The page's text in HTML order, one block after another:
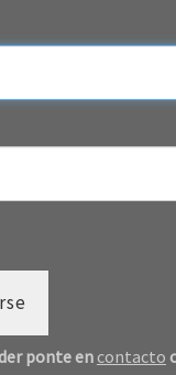
ponte en contacto